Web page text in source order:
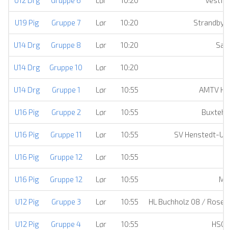
U19 Pig Gruppe 7 Lør 10:20 Strandby
U14 Drg Gruppe 8 Lør 10:20
U14 Drg Gruppe 10 Lør 10:20
U14 Drg Gruppe 1 Lør 10:55 AMTV
U16 Pig Gruppe 2 Lør 10:55
U16 Pig Gruppe 11 Lør 10:55 SV Henstedt-
U16 Pig Gruppe 12 Lør 10:55
U16 Pig Gruppe 12 Lør 10:55
U12 Pig Gruppe 3 Lør 10:55 HL Buchholz 08 /
U12 Pig Gruppe 4 Lør 10:55